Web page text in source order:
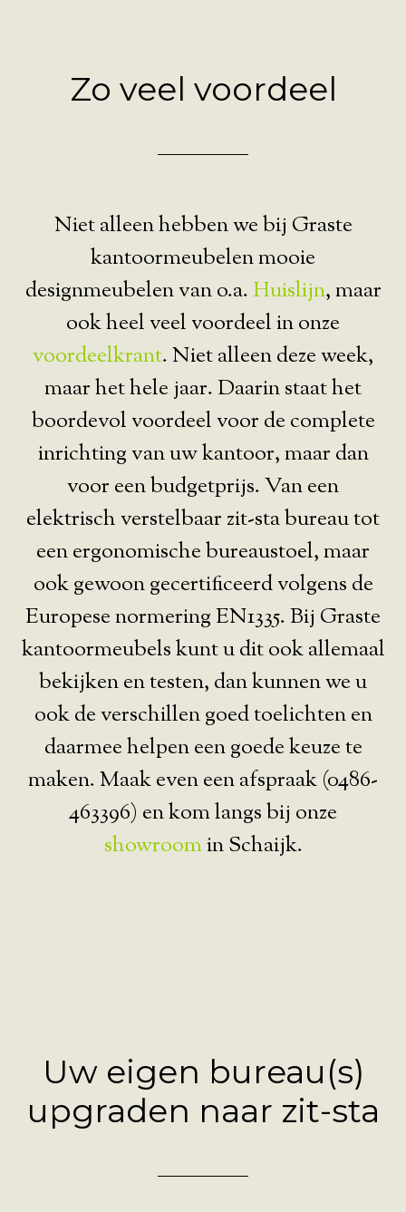
Zo veel voordeel
Niet alleen hebben we bij Graste
kantoormeubelen mooie
designmeubelen van o.a.Huislijn, maar
ook heel veel voordeel in onze
voordeelkrant. Niet alleen deze week,
maar het hele jaar. Daarin staat het
boordevol voordeel voor de complete
inrichting van uw kantoor, maar dan
voor een budgetprijs. Van een
elektrisch verstelbaar zit-sta bureau tot
een ergonomische bureaustoel, maar
ook gewoon gecertificeerd volgens de
Europese normering EN1335. Bij Graste
kantoormeubels kunt u dit ook allemaal
bekijken en testen, dan kunnen we u
ook de verschillen goed toelichten en
daarmee helpen een goede keuze te
maken. Maak even een afspraak (0486-
463396) en kom langs bij onze
showroomin Schaijk.
Uw eigen bureau(s)
upgraden naar zit-sta